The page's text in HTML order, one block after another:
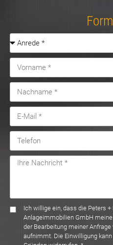
Ich willige ein, dass die Peters +
Anlageimmobilien GmbH
der Bearbeitung meiner
aufnimmt. Die Einwilligung